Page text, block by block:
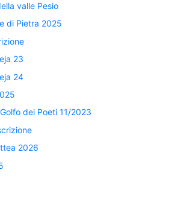
valle Pesio
di Pietra 2025
23
24
dei Poeti 11/2023
2026